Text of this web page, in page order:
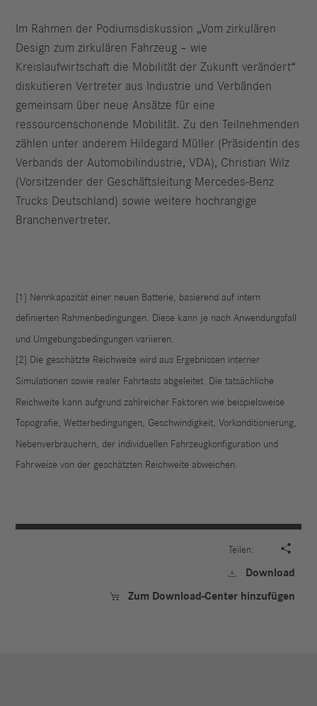
Im Rahmen der Podiumsdiskussion „Vom zirkulären
Design zum zirkulären Fahrzeug – wie
Kreislaufwirtschaft die Mobilität der Zukunft verändert“
diskutieren Vertreter aus Industrie und Verbänden
gemeinsam über neue Ansätze für eine
ressourcenschonende Mobilität. Zu den Teilnehmenden
zählen unter anderem Hildegard Müller (Präsidentin des
Verbands der Automobilindustrie, VDA), Christian Wilz
(Vorsitzender der Geschäftsleitung Mercedes-Benz
Trucks Deutschland) sowie weitere hochrangige
Branchenvertreter.
[1] Nennkapazität einer neuen Batterie, basierend auf intern
definierten Rahmenbedingungen. Diese kann je nach Anwendungsfall
und Umgebungsbedingungen variieren.
[2] Die geschätzte Reichweite wird aus Ergebnissen interner
Simulationen sowie realer Fahrtests abgeleitet. Die tatsächliche
Reichweite kann aufgrund zahlreicher Faktoren wie beispielsweise
Topografie, Wetterbedingungen, Geschwindigkeit, Vorkonditionierung,
Nebenverbrauchern, der individuellen Fahrzeugkonfiguration und
Fahrweise von der geschätzten Reichweite abweichen.
Teilen: 
 Download
 Zum Download-Center hinzufügen